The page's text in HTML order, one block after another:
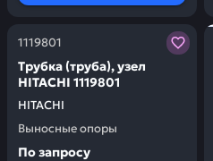
1119801
HITACHI
Трубка (труба), узел
HITACHI 1119801
Выносные опоры
Заказывая запчасти у
По запросу